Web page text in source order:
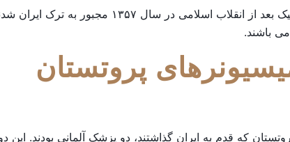
اکثر میسیونرهای کاتولیک بعد از
باشند.
پروتستان